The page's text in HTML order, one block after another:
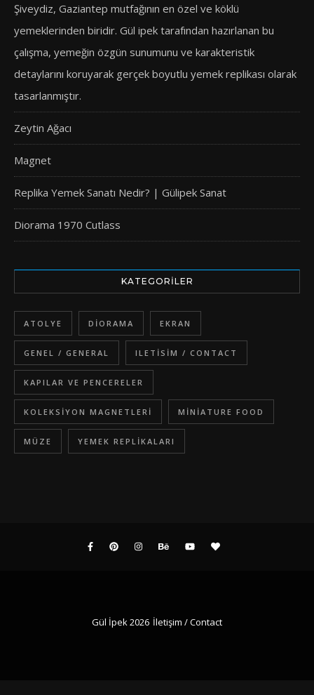
Şiveydiz, Gaziantep mutfağının en özel ve köklü
yemeklerinden biridir. Gül ipek tarafından hazırlanan bu
çalışma, yemeğin özgün sunumunu ve karakteristik
detaylarını koruyarak gerçek boyutlu yemek replikası olarak
tasarlanmıştır.
Zeytin Ağacı
Magnet
Replika Yemek Sanatı Nedir? | Gülipek Sanat
Diorama 1970 Cutlass
KATEGORILER
ATOLYE DIORAMA EKRAN
GENEL / GENERAL ILETISIM / CONTACT
KAPILAR VE PENCERELER
KOLEKSIYON MAGNETLERI MINIATURE FOOD
MÜZE YEMEK REPLIKALARI
Gül İpek 2026 İletişim / Contact